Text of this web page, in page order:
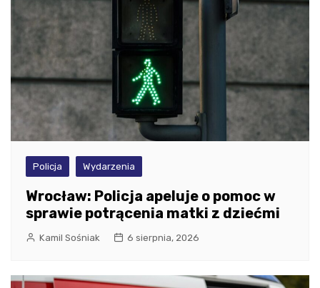
Policja Wydarzenia
Wrocław: Policja apeluje o pomoc w
sprawie potrącenia matki z dziećmi
Kamil Sośniak 6 sierpnia, 2026